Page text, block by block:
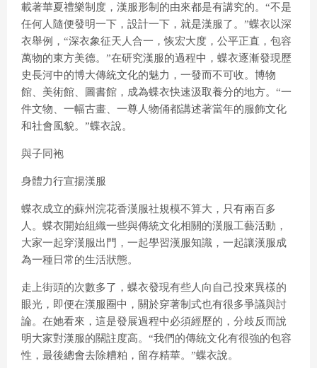
載著華夏禮樂制度，漢服形制的由來都是有講究的。“不是
任何人隨便發明一下，設計一下，就是漢服了。”蝶衣以深
衣舉例，“深衣象征天人合一，恢宏大度，公平正直，包容
萬物的東方美德。”在研究漢服的過程中，蝶衣逐漸發現歷
史長河中的博大傳統文化的魅力，一發而不可收。博物
館、美術館、圖書館，成為蝶衣快速汲取養分的地方。“一
件文物、一幅古畫、一尊人物俑都講述著當年的服飾文化
和社會風貌。”蝶衣說。
與子同袍
身體力行宣揚漢服
蝶衣成立的蘇州浣花香漢服社規模不算大，只有兩百多
人。蝶衣開始組織一些與傳統文化相關的漢服工藝活動，
大家一起穿漢服出門，一起學習漢服知識，一起讓漢服成
為一種日常的生活狀態。
走上街頭的次數多了，蝶衣發現有些人向自己投來異樣的
眼光，即便在漢服圈中，關於穿著制式也有很多爭議與討
論。在她看來，這是發展過程中必須經歷的，分歧反而說
明大家對漢服的關註度高。“我們的傳統文化有很強的包容
性，最後總會去除糟粕，留存精華。”蝶衣說。